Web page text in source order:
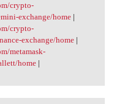
crypto-
exchange/home|
crypto-
exchange/home|
metamask-
home|